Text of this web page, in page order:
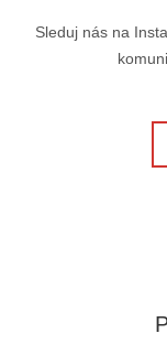
Sleduj nás na